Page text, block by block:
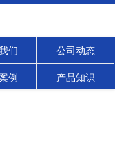
们 公司动态
例 产品知识